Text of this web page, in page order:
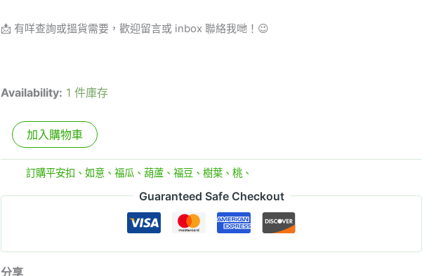
📩 有咩查詢或搵貨需要，歡迎留言或 inbox 聯絡我哋！😉
Availability: 1 件庫存
加入購物車
分類:訂購平安扣、如意、福瓜、葫蘆、福豆、樹葉、桃、
Guaranteed Safe Checkout
分享